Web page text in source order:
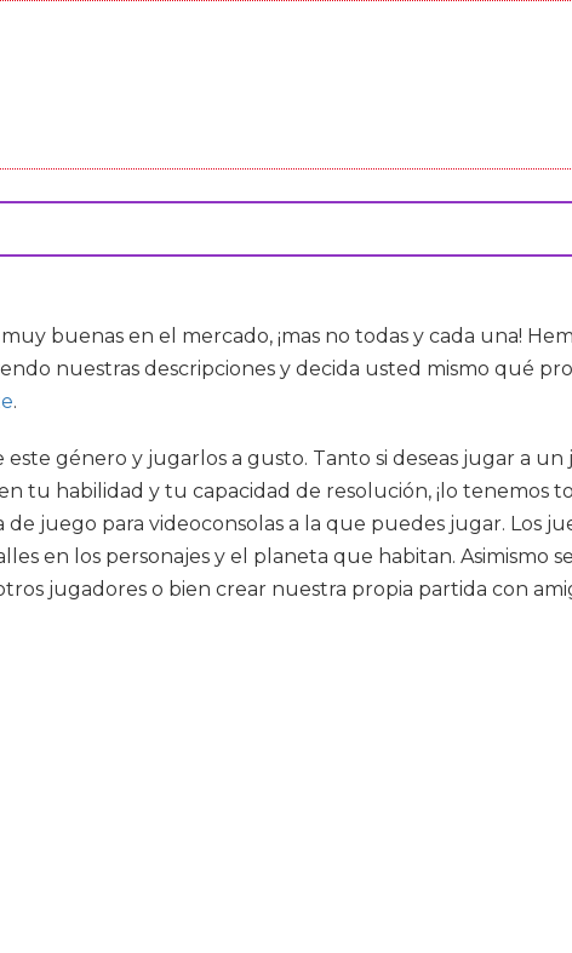
buenas en el mercado, ¡mas no todas y cada una!
nuestras descripciones y decida usted mismo qué
.
género y jugarlos a gusto. Tanto si deseas jugar a
tu habilidad y tu capacidad de resolución, ¡lo tenemos
juego para videoconsolas a la que puedes jugar. Los
en los personajes y el planeta que habitan.
jugadores o bien crear nuestra propia partida con